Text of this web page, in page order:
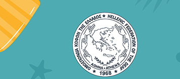
στις Βρυξέλλες, και σχημάτισαν το 4ο
και ο πρόεδρος της ΕΣΑμεΑ και του EDF
του Ευρωκοινοβουλίου με κεντρικό
που για πολλά άτομα με αναπηρία είναι